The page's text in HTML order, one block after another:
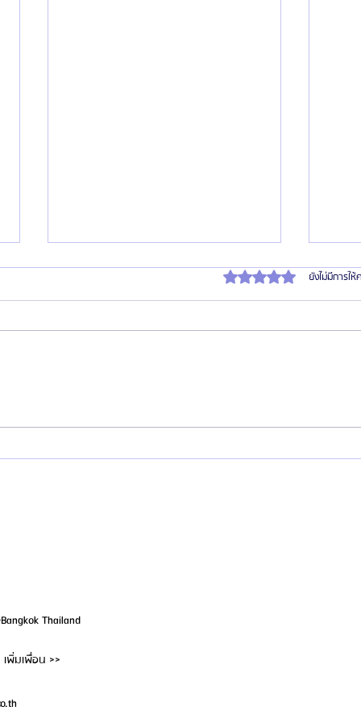
รนด์โอกาสสร้างรายได้สูงในตลาด
ประเ
ได้รับ 0 เต็ม 5 ดาวยังไม่มีการให้
Thailand
เพิ่มเพื่อน >>